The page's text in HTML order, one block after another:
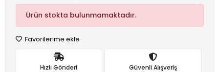
Ürün stokta bulunmamaktadır.
Favorilerime ekle
Hızlı Gönderi Güvenli Alışveriş